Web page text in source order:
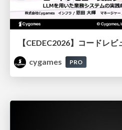
cygames
PRO